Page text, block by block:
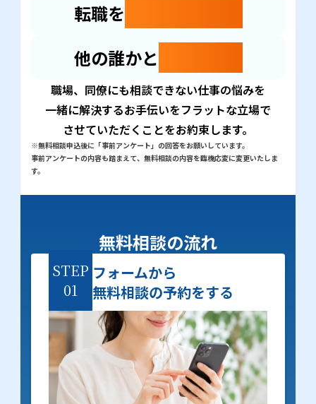
転職を
他の誰かと
職場、同僚にも相談できない仕事の悩みを
一緒に解決するお手伝いをフラットな立場で
させていただくことをお約束します。
※無料相談申込後に「事前アンケート」の回答をお願いしています。
事前アンケートの内容も踏まえて、無料相談の内容を臨機応変に変更いたしま
す。
無料相談の流れ
STEP
01
フォームから
無料相談の予約をする